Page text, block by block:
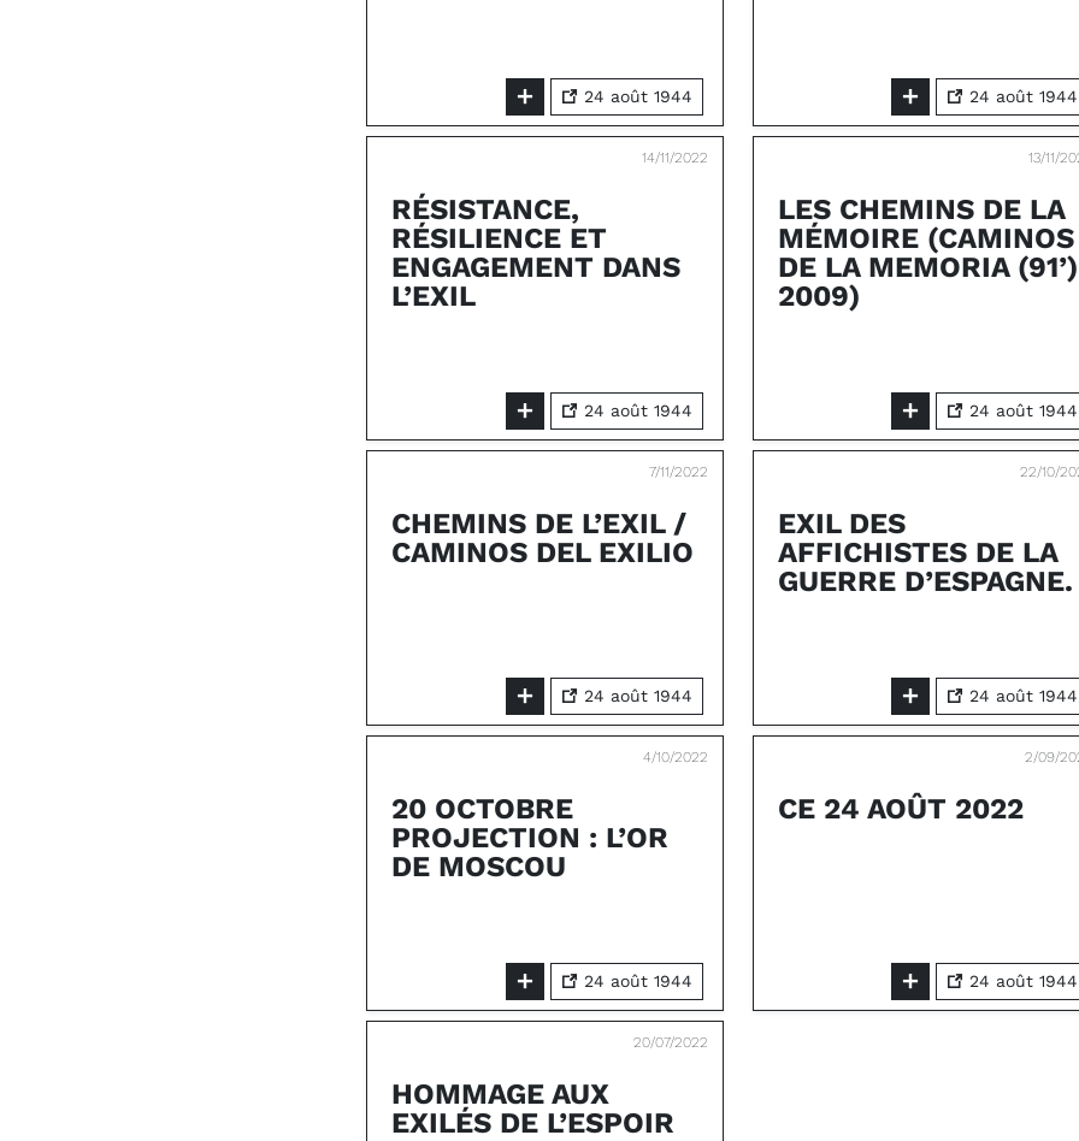
24 août 1944 24 août 1944
14/11/2022
RÉSISTANCE,
RÉSILIENCE ET
ENGAGEMENT DANS
L’EXIL
24 août 1944
13/11/
LES CHEMINS DE LA
MÉMOIRE (CAMINOS
DE LA MEMORIA (91’)
2009)
24 août 1944
7/11/2022
CHEMINS DE L’EXIL /
CAMINOS DEL EXILIO
24 août 1944
22/10/
EXIL DES
AFFICHISTES DE LA
GUERRE D’ESPAGNE.
24 août 1944
4/10/2022
20 OCTOBRE
PROJECTION : L’OR
DE MOSCOU
24 août 1944
2/09/
CE 24 AOÛT 2022
24 août 1944
20/07/2022
HOMMAGE AUX
EXILÉS DE L’ESPOIR